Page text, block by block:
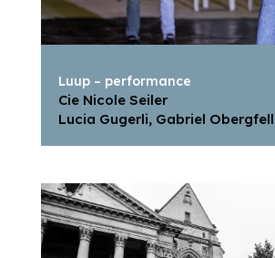
Luup – performance
Cie Nicole Seiler
Lucia Gugerli, Gabriel Obergfell